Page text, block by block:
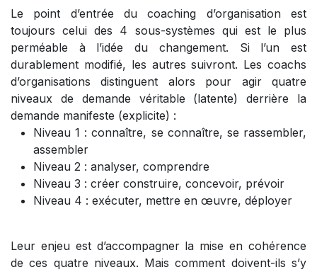
Le point d’entrée du coaching d’organisation est
toujours celui des 4 sous-systèmes qui est le plus
perméable à l’idée du changement. Si l’un est
durablement modifié, les autres suivront. Les coachs
d’organisations distinguent alors pour agir quatre
niveaux de demande véritable (latente) derrière la
demande manifeste (explicite) :
Niveau 1 : connaître, se connaître, se rassembler,
assembler
Niveau 2 : analyser, comprendre
Niveau 3 : créer construire, concevoir, prévoir
Niveau 4 : exécuter, mettre en œuvre, déployer
Leur enjeu est d’accompagner la mise en cohérence
de ces quatre niveaux. Mais comment doivent-ils s’y